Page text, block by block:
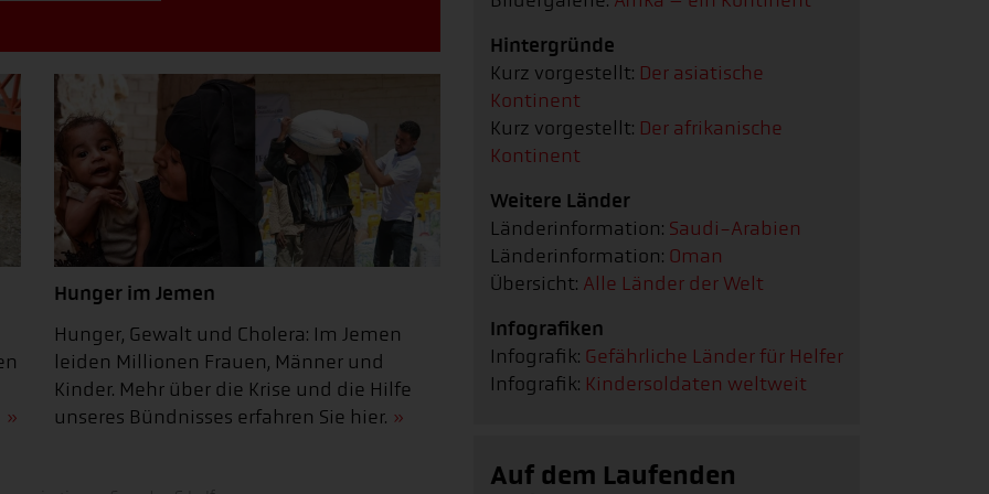
Hunger im Jemen
Hunger, Gewalt und Cholera: Im Jemen
leiden Millionen Frauen, Männer und
Kinder. Mehr über die Krise und die Hilfe
unseres Bündnisses erfahren Sie hier.
Hintergründe
Kurz vorgestellt: Der asiatische
Kontinent
Kurz vorgestellt: Der afrikanische
Kontinent
Weitere Länder
Länderinformation: Saudi-Arabien
Länderinformation: Oman
Übersicht: Alle Länder der Welt
Infografiken
Infografik: Gefährliche Länder für Helfer
Infografik: Kindersoldaten weltweit
Auf dem Laufenden